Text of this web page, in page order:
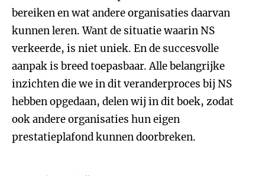
bereiken en wat andere organisaties daarvan
kunnen leren. Want de situatie waarin NS
verkeerde, is niet uniek. En de succesvolle
aanpak is breed toepasbaar. Alle belangrijke
inzichten die we in dit veranderproces bij NS
hebben opgedaan, delen wij in dit boek, zodat
ook andere organisaties hun eigen
prestatieplafond kunnen doorbreken.